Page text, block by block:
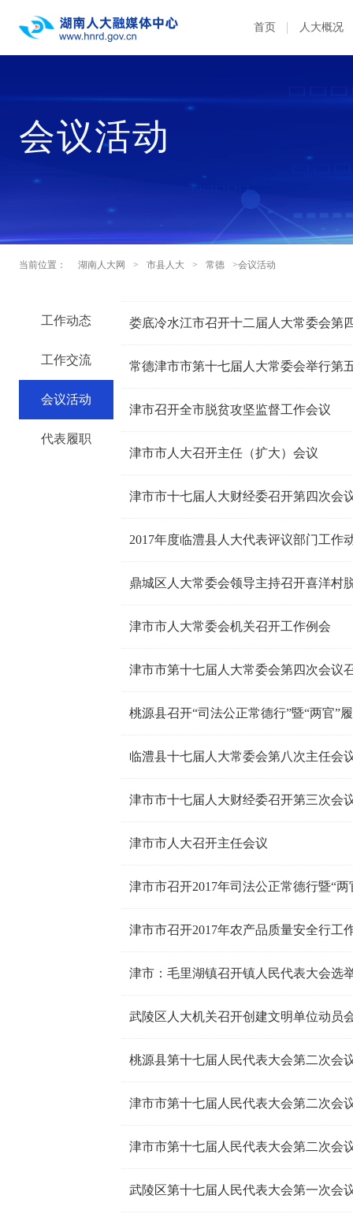
首页 人大概况
会议活动
当前位置： 湖南人大网 > 市县人大 > 常德 >会议活动
工作动态
工作交流
会议活动
代表履职
娄底冷水江市召开十二届人大常委会第
常德津市市第十七届人大常委会举行第
津市召开全市脱贫攻坚监督工作会议
津市市人大召开主任（扩大）会议
津市市十七届人大财经委召开第四次会
2017年度临澧县人大代表评议部门工作
鼎城区人大常委会领导主持召开喜洋村
津市市人大常委会机关召开工作例会
津市市第十七届人大常委会第四次会议
桃源县召开“司法公正常德行”暨“两官”
临澧县十七届人大常委会第八次主任会
津市市十七届人大财经委召开第三次会
津市市人大召开主任会议
津市市召开2017年司法公正常德行暨“
津市市召开2017年农产品质量安全行工
津市：毛里湖镇召开镇人民代表大会选
武陵区人大机关召开创建文明单位动员
桃源县第十七届人民代表大会第二次会
津市市第十七届人民代表大会第二次会
津市市第十七届人民代表大会第二次会
武陵区第十七届人民代表大会第一次会